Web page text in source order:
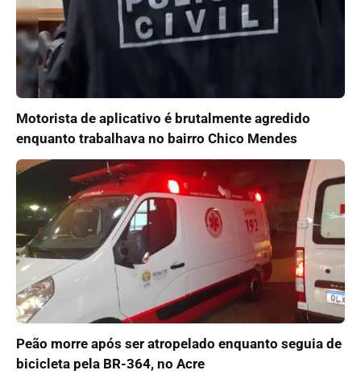
Motorista de aplicativo é brutalmente agredido
enquanto trabalhava no bairro Chico Mendes
Peão morre após ser atropelado enquanto seguia de
bicicleta pela BR-364, no Acre